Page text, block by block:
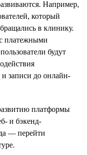
Например,
который
в клинику.
платежными
будут
записи до онлайн-
платформы
и бэкенд-
— перейти